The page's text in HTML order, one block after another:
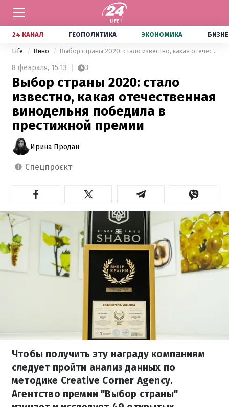
24 КАНАЛ ГЕОПОЛИТИКА ЭКОНОМИКА
Life Вино Выбор страны 2020: стало известно, какая отечественная винодельня победила в престижной премии
8 февраля, 15:13 3
Выбор страны 2020: стало
известно, какая отечественная
винодельня победила в
престижной премии
Ирина Продан
спецпроєкт
Чтобы получить эту награду компаниям
следует пройти анализ данных по
методике Creative Corner Agency.
Агентство премии "Выбор страны"